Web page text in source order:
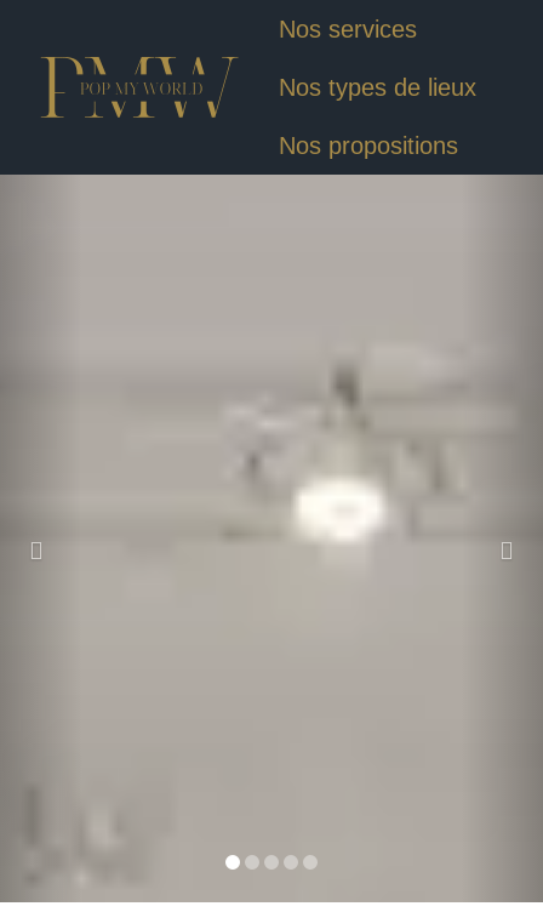
Nos services
Nos types de lieux
Nos propositions